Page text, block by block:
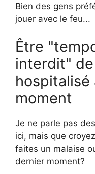
Bien des gens
jouer avec le feu...
Être
interdit" de
hospitalisé
moment
Je ne parle pas
ici, mais que
faites un malaise
dernier moment?